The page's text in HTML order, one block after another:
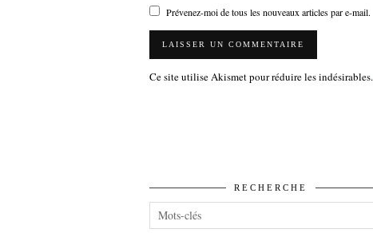
Prévenez-moi de tous les nouveaux articles par e-mail.
Ce site utilise Akismet pour réduire les indésirables.
RECHERCHE